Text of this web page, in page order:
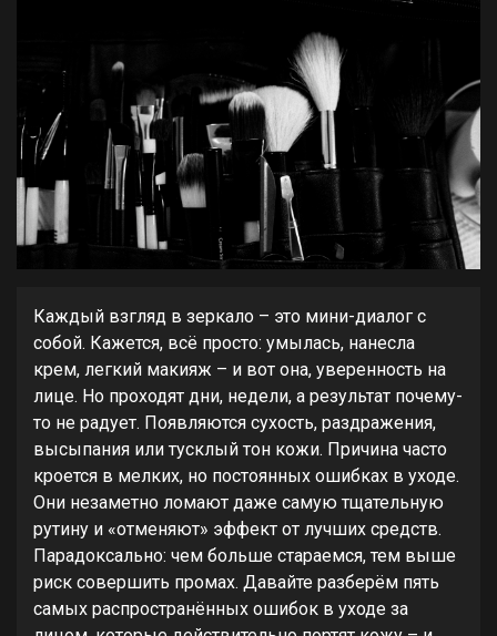
Каждый взгляд в зеркало – это мини-диалог с
собой. Кажется, всё просто: умылась, нанесла
крем, легкий макияж – и вот она, уверенность на
лице. Но проходят дни, недели, а результат почему-
то не радует. Появляются сухость, раздражения,
высыпания или тусклый тон кожи. Причина часто
кроется в мелких, но постоянных ошибках в уходе.
Они незаметно ломают даже самую тщательную
рутину и «отменяют» эффект от лучших средств.
Парадоксально: чем больше стараемся, тем выше
риск совершить промах. Давайте разберём пять
самых распространённых ошибок в уходе за